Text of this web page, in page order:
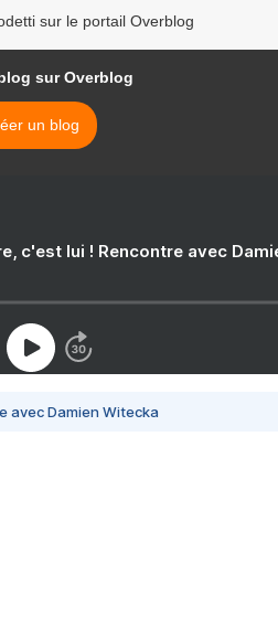
sur le portail Overblog
sur Overblog
un blog
c'est lui ! Rencontre avec
avec Damien Witecka